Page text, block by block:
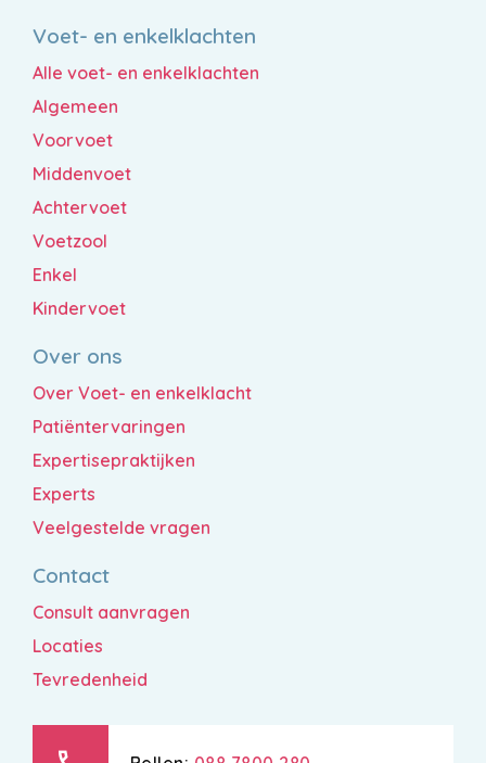
Voet- en enkelklachten
Alle voet- en enkelklachten
Algemeen
Voorvoet
Middenvoet
Achtervoet
Voetzool
Enkel
Kindervoet
Over ons
Over Voet- en enkelklacht
Patiëntervaringen
Expertisepraktijken
Experts
Veelgestelde vragen
Contact
Consult aanvragen
Locaties
Tevredenheid